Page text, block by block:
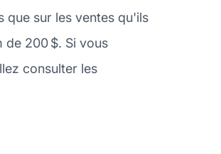
que sur les ventes qu'ils
de 200 $. Si vous
consulter les